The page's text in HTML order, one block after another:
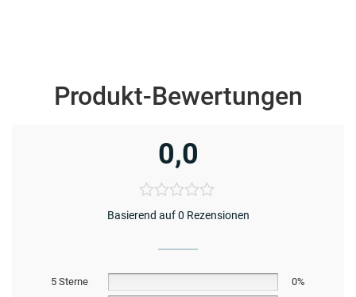
Produkt-Bewertungen
0,0
Basierend auf 0 Rezensionen
5 Sterne
0%